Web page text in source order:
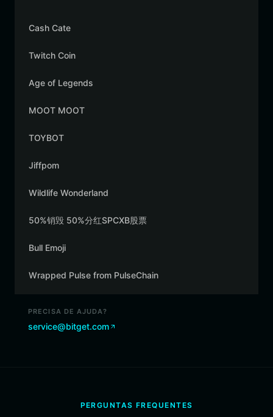
Cash Cate
Twitch Coin
Age of Legends
MOOT MOOT
TOYBOT
Jiffpom
Wildlife Wonderland
50%销毁 50%分红SPCXB股票
Bull Emoji
Wrapped Pulse from PulseChain
PRECISA DE AJUDA?
service@bitget.com
PERGUNTAS FREQUENTES